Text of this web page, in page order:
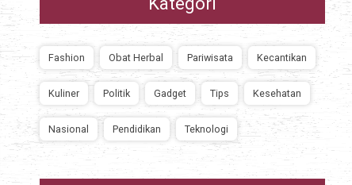
Fashion Obat Herbal Pariwisata Kecantikan
Kuliner Politik Gadget Tips Kesehatan
Nasional Pendidikan Teknologi